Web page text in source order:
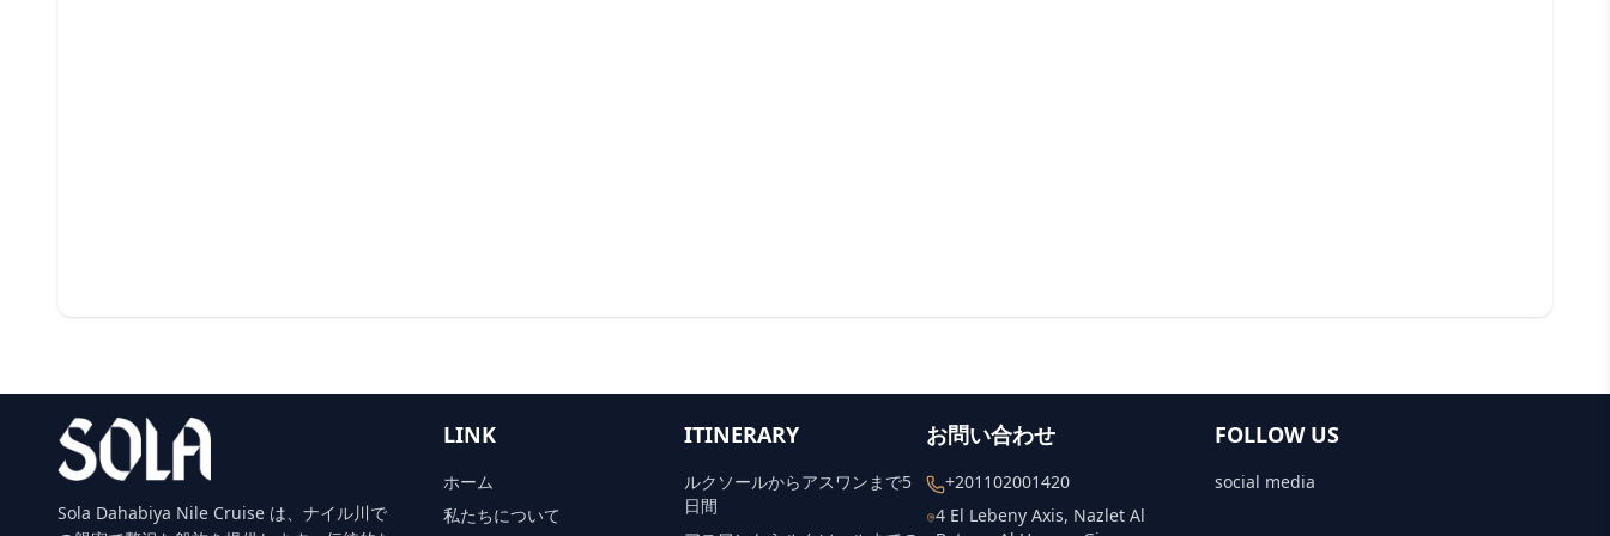
Sola Dahabiya Nile Cruise は、ナイル川で
LINK
ホーム
私たちについて
ITINERARY
ルクソールからアスワンまで5
日間
お問い合わせ
+201102001420
4 El Lebeny Axis, Nazlet Al
FOLLOW US
social media